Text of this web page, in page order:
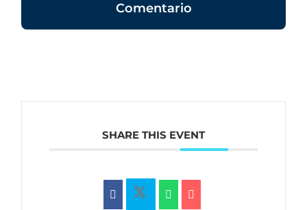
Comentario
SHARE THIS EVENT